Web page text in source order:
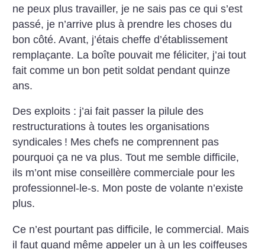
ne peux plus travailler, je ne sais pas ce qui s’est
passé, je n’arrive plus à prendre les choses du
bon côté. Avant, j’étais cheffe d’établissement
remplaçante. La boîte pouvait me féliciter, j’ai tout
fait comme un bon petit soldat pendant quinze
ans.
Des exploits : j’ai fait passer la pilule des
restructurations à toutes les organisations
syndicales ! Mes chefs ne comprennent pas
pourquoi ça ne va plus. Tout me semble difficile,
ils m’ont mise conseillère commerciale pour les
professionnel-le-s. Mon poste de volante n’existe
plus.
Ce n’est pourtant pas difficile, le commercial. Mais
il faut quand même appeler un à un les coiffeuses